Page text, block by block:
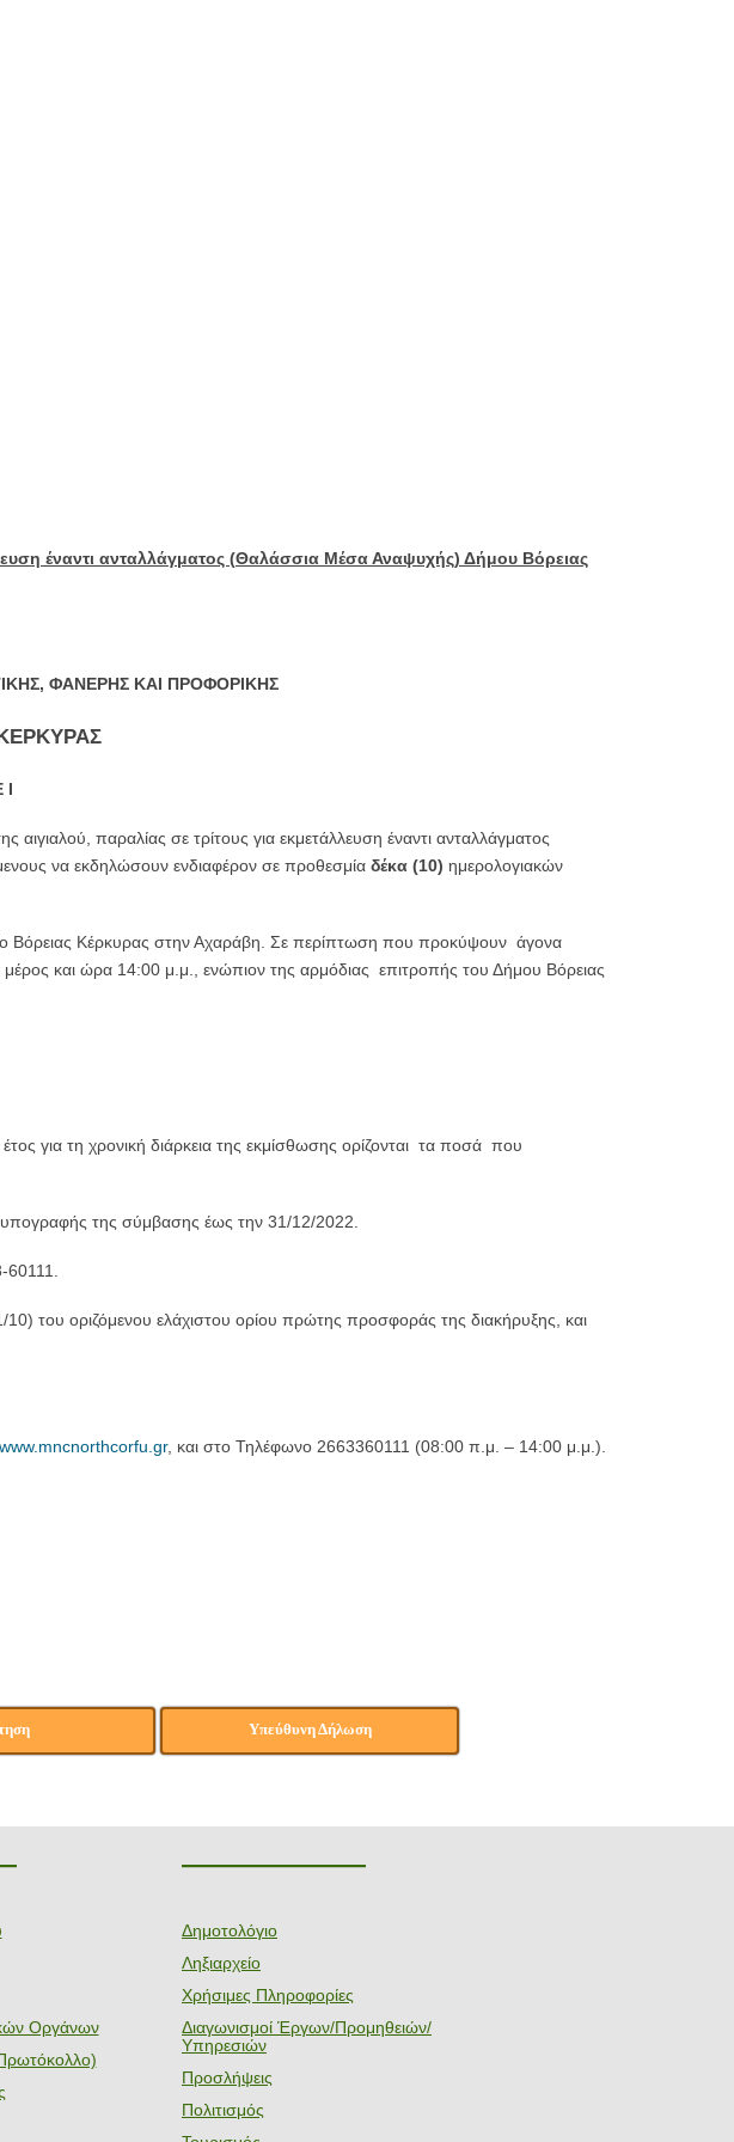
έναντι ανταλλάγματος (Θαλάσσια Μέσα Αναψυχής) Δήμου Βόρειας
ΦΑΝΕΡΗΣ ΚΑΙ ΠΡΟΦΟΡΙΚΗΣ
παραλίας σε τρίτους για εκμετάλλευση έναντι ανταλλάγματος
να εκδηλώσουν ενδιαφέρον σε προθεσμία δέκα (10) ημερολογιακών
Βόρειας Κέρκυρας στην Αχαράβη. Σε περίπτωση που προκύψουν άγονα
μέρος και ώρα 14:00 μ.μ., ενώπιον της αρμόδιας επιτροπής του Δήμου Βόρειας
για τη χρονική διάρκεια της εκμίσθωσης ορίζονται τα ποσά που
υπογραφής της σύμβασης έως την 31/12/2022.
του οριζόμενου ελάχιστου ορίου πρώτης προσφοράς της διακήρυξης, και
www.mncnorthcorfu.gr, και στο Τηλέφωνο 2663360111 (08:00 π.μ. – 14:00 μ.μ.).
Υπεύθυνη Δήλωση
Οργάνων
———————
Δημοτολόγιο
Ληξιαρχείο
Χρήσιμες Πληροφορίες
Διαγωνισμοί Έργων/Προμηθειών/
Υπηρεσιών
Προσλήψεις
Πολιτισμός